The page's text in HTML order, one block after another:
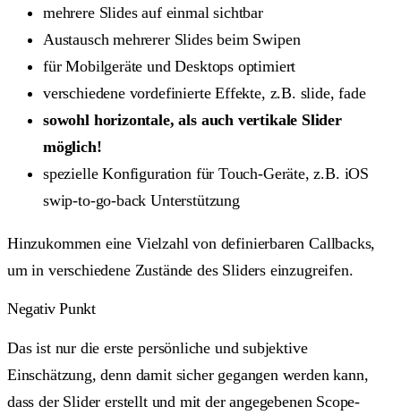
mehrere Slides auf einmal sichtbar
Austausch mehrerer Slides beim Swipen
für Mobilgeräte und Desktops optimiert
verschiedene vordefinierte Effekte, z.B. slide, fade
sowohl horizontale, als auch vertikale Slider
möglich!
spezielle Konfiguration für Touch-Geräte, z.B. iOS
swip-to-go-back Unterstützung
Hinzukommen eine Vielzahl von definierbaren Callbacks,
um in verschiedene Zustände des Sliders einzugreifen.
Negativ Punkt
Das ist nur die erste persönliche und subjektive
Einschätzung, denn damit sicher gegangen werden kann,
dass der Slider erstellt und mit der angegebenen Scope-